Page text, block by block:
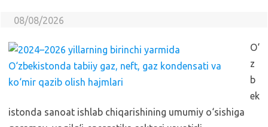
08/08/2026
O‘
z
b
ek
istonda sanoat ishlab chiqarishining umumiy o‘sishiga